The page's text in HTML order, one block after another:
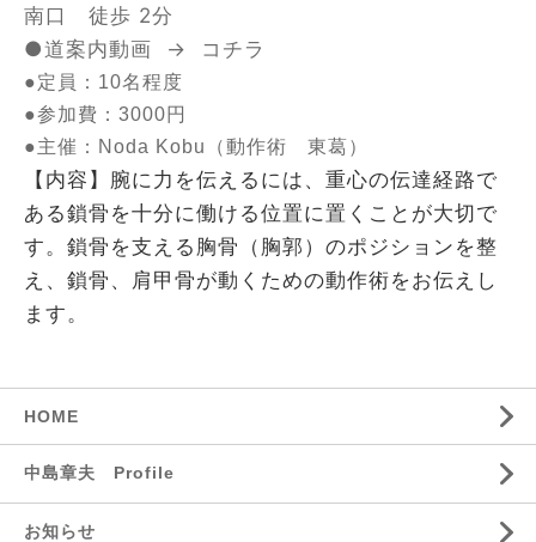
南口 徒歩 2分
●道案内動画 →
コチラ
●定員：10名程度
●参加費：3000円
●主催：Noda Kobu（動作術 東葛）
【内容】腕に力を伝えるには、重心の伝達経路で
ある鎖骨を十分に働ける位置に置くことが大切で
す。鎖骨を支える胸骨（胸郭）のポジションを整
え、鎖骨、肩甲骨が動くための動作術をお伝えし
ます。
HOME
中島章夫 Profile
お知らせ